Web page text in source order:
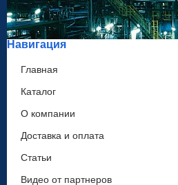
Навигация
Главная
Каталог
О компании
Доставка и оплата
Статьи
Видео от партнеров